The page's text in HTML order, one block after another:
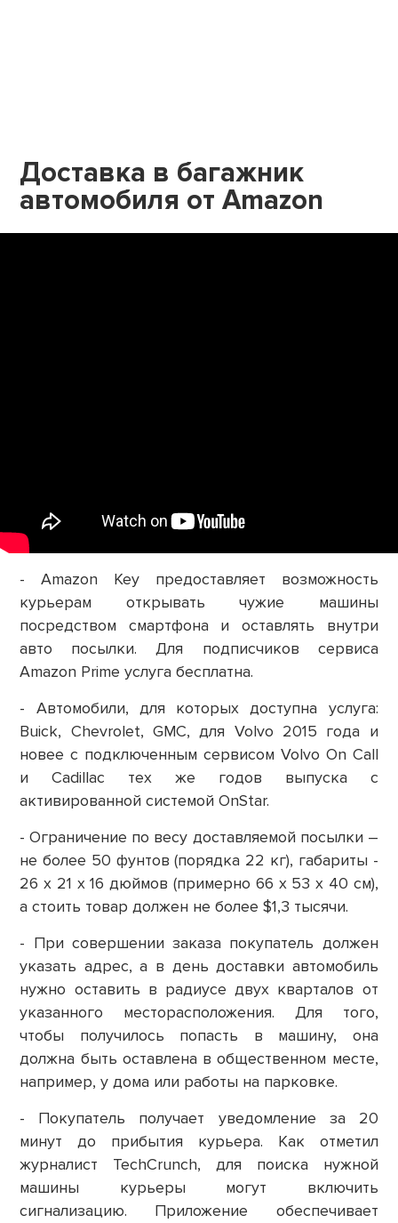
Доставка в багажник
автомобиля от Amazon
- Amazon Key предоставляет возможность
курьерам открывать чужие машины
посредством смартфона и оставлять внутри
авто посылки. Для подписчиков сервиса
Amazon Prime услуга бесплатна.
- Автомобили, для которых доступна услуга:
Buick, Chevrolet, GMC, для Volvo 2015 года и
новее с подключенным сервисом Volvo On Call
и Cadillac тех же годов выпуска с
активированной системой OnStar.
- Ограничение по весу доставляемой посылки –
не более 50 фунтов (порядка 22 кг), габариты -
26 x 21 x 16 дюймов (примерно 66 х 53 х 40 см),
а стоить товар должен не более $1,3 тысячи.
- При совершении заказа покупатель должен
указать адрес, а в день доставки автомобиль
нужно оставить в радиусе двух кварталов от
указанного месторасположения. Для того,
чтобы получилось попасть в машину, она
должна быть оставлена в общественном месте,
например, у дома или работы на парковке.
- Покупатель получает уведомление за 20
минут до прибытия курьера. Как отметил
журналист TechCrunch, для поиска нужной
машины курьеры могут включить
сигнализацию. Приложение обеспечивает